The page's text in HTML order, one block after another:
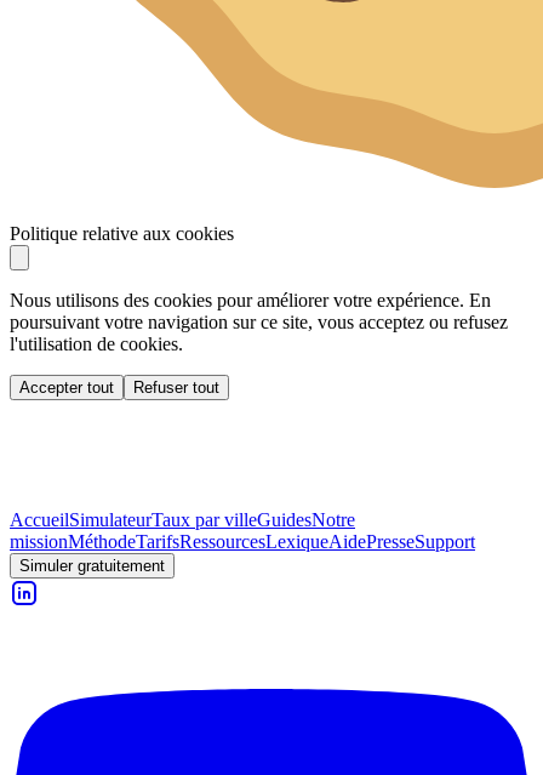
Politique relative aux cookies
Nous utilisons des cookies pour améliorer votre expérience. En
poursuivant votre navigation sur ce site, vous acceptez ou refusez
l'utilisation de cookies.
Accepter tout Refuser tout
AccueilSimulateurTaux par villeGuidesNotre
missionMéthodeTarifsRessourcesLexiqueAidePresseSupport
Simuler gratuitement